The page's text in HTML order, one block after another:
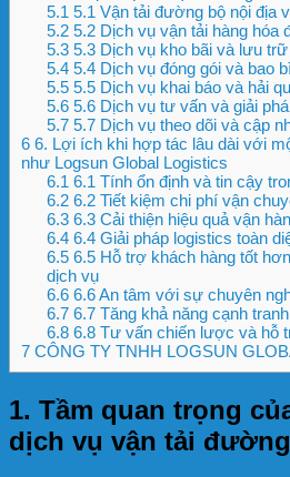
5.1 5.1 Vận tải đường bộ nội địa
5.25.2 Dịch vụ vận tải hàng hóa
5.35.3 Dịch vụ kho bãi và lưu trữ
5.45.4 Dịch vụ đóng gói và bao
5.55.5 Dịch vụ khai báo và hải
5.65.6 Dịch vụ tư vấn và giải
5.75.7 Dịch vụ theo dõi và cập
6 6. Lợi ích khi hợp tác lâu dài với
như Logsun Global Logistics
6.1 6.1 Tính ổn định và tin cậy
6.26.2 Tiết kiệm chi phí vận
6.36.3 Cải thiện hiệu quả vận
6.46.4 Giải pháp logistics toàn
6.56.5 Hỗ trợ khách hàng tốt
dịch vụ
6.66.6 An tâm với sự chuyên
6.76.7 Tăng khả năng cạnh
6.86.8 Tư vấn chiến lược và hỗ
7 CÔNG TY TNHH LOGSUN
1. Tầm quan trọng
dịch vụ vận tải